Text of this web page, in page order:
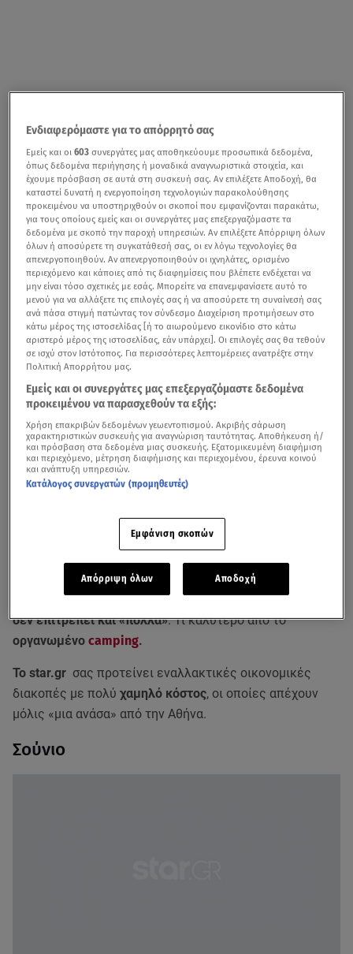
Οι σκέψεις πλέον όλων μας περιστρέφονται γύρω...
από τιςκαλοκαιρινές διακοπές
ανυπόφορη. Οι εξορμήσεις που κάνουν οι περισσότεροι
τα Σαββατοκύριακα στις παραλίες δείχνουν και αυτές να
μη...φτάνουν. Από την άλλη όμως, αποτελούν και
μονόδρομο για όσους δεν μπορούν να εξασφαλίσουν
σύντομα άδεια από την δουλειά τους ήτο budget
δεν επιτρέπει και «πολλά». Τι καλύτερο από το
οργανωμένο camping.
Το star.gr σας προτείνει εναλλακτικές οικονομικές
διακοπές με πολύ χαμηλό κόστος, οι οποίες απέχουν
μόλις «μια ανάσα» από την Αθήνα.
Σούνιο
Ενδιαφερόμαστε για το απόρρητό σας
Εμείς και οι603 συνεργάτες μας αποθηκεύουμε προσωπικά δεδομένα,
όπως δεδομένα περιήγησης ή μοναδικά αναγνωριστικά στοιχεία, και
έχουμε πρόσβαση σε αυτά στη συσκευή σας. Αν επιλέξετε Αποδοχή, θα
καταστεί δυνατή η ενεργοποίηση τεχνολογιών παρακολούθησης
προκειμένου να υποστηριχθούν οι σκοποί που εμφανίζονται παρακάτω,
για τους οποίους εμείς και οι συνεργάτες μας επεξεργαζόμαστε τα
δεδομένα με σκοπό την παροχή υπηρεσιών. Αν επιλέξετε Απόρριψη όλων
όλων ή αποσύρετε τη συγκατάθεσή σας, οι εν λόγω τεχνολογίες θα
απενεργοποιηθούν. Αν απενεργοποιηθούν οι ιχνηλάτες, ορισμένο
περιεχόμενο και κάποιες από τις διαφημίσεις που βλέπετε ενδέχεται να
μην είναι τόσο σχετικές με εσάς. Μπορείτε να επανεμφανίσετε αυτό το
μενού για να αλλάξετε τις επιλογές σας ή να αποσύρετε τη συναίνεσή σας
ανά πάσα στιγμή πατώντας τον σύνδεσμο Διαχείριση προτιμήσεων στο
κάτω μέρος της ιστοσελίδας [ή το αιωρούμενο εικονίδιο στο κάτω
αριστερό μέρος της ιστοσελίδας, εάν υπάρχει]. Οι επιλογές σας θα τεθούν
σε ισχύ στον Ιστότοπος. Για περισσότερες λεπτομέρειες ανατρέξτε στην
Πολιτική Απορρήτου μας.
Εμείς και οι συνεργάτες μας επεξεργαζόμαστε δεδομένα
προκειμένου να παρασχεθούν τα εξής:
Χρήση επακριβών δεδομένων γεωεντοπισμού. Ακριβής σάρωση
χαρακτηριστικών συσκευής για αναγνώριση ταυτότητας. Αποθήκευση ή/
και πρόσβαση στα δεδομένα μιας συσκευής. Εξατομικευμένη διαφήμιση
και περιεχόμενο, μέτρηση διαφήμισης και περιεχομένου, έρευνα κοινού
και ανάπτυξη υπηρεσιών.
Κατάλογος συνεργατών (προμηθευτές)
Εμφάνιση σκοπών
Απόρριψη όλων Αποδοχή